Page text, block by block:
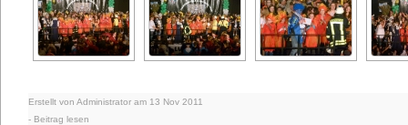
Erstellt von Administrator am 13 Nov 2011
- Beitrag lesen